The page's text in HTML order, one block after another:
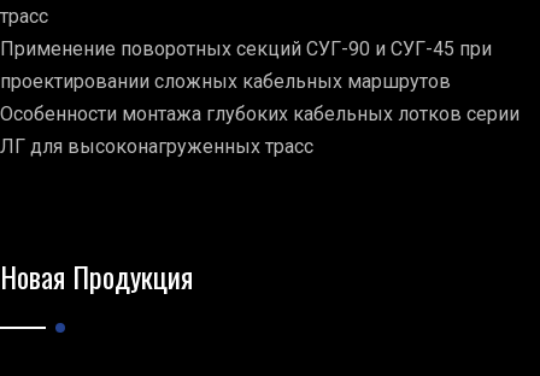
трасс
Применение поворотных секций СУГ-90 и СУГ-45 при
проектировании сложных кабельных маршрутов
Особенности монтажа глубоких кабельных лотков серии
ЛГ для высоконагруженных трасс
Новая Продукция